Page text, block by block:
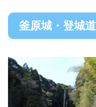
釜原城・登城道